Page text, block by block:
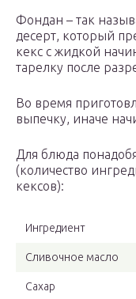
Фондан – так
десерт, который
кекс с жидкой
тарелку после
Во время
выпечку, иначе
Для блюда
(количество
кексов):
Ингредиент
Сливочное масло
Сахар